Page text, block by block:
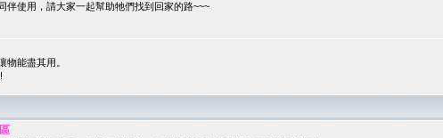
伴使用，請大家一起幫助牠們找到回家的路~~~
物能盡其用。